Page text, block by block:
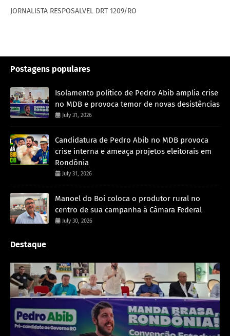
JORNALISTA RESPOSALVEL DRT 1209/RO
Postagens populares
Isolamento político de Pedro Abib amplia crise
no MDB e provoca temor de novas desistências
July 31, 2026
Candidatura de Pedro Abib no MDB provoca
crise interna e ameaça projetos eleitorais em
Rondônia
July 31, 2026
Manoel do Boi coloca o produtor rural no
centro de sua campanha à Câmara Federal
July 30, 2026
Destaque